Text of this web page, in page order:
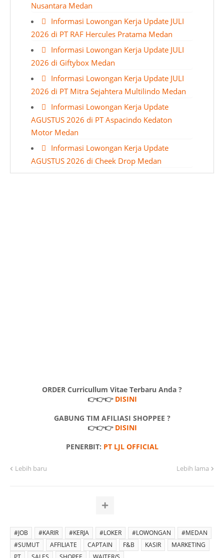
Nusantara Medan
Informasi Lowongan Kerja Update JULI
2026 di PT RAF Hercules Pratama Medan
Informasi Lowongan Kerja Update JULI
2026 di Giftybox Medan
Informasi Lowongan Kerja Update JULI
2026 di PT Mitra Sejahtera Multilindo Medan
Informasi Lowongan Kerja Update
AGUSTUS 2026 di PT Aspacindo Kedaton
Motor Medan
Informasi Lowongan Kerja Update
AGUSTUS 2026 di Cheek Drop Medan
ORDER Curricullum Vitae Terbaru Anda ?
👉👉👉 DISINI
GABUNG TIM AFILIASI SHOPPEE ?
👉👉👉 DISINI
PENERBIT: PT LJL OFFICIAL
Lebih baru Lebih lama
#JOB #KARIR #KERJA #LOKER #LOWONGAN
#MEDAN
#SUMUT
AFFILIATE CAPTAIN F&B KASIR
MARKETING